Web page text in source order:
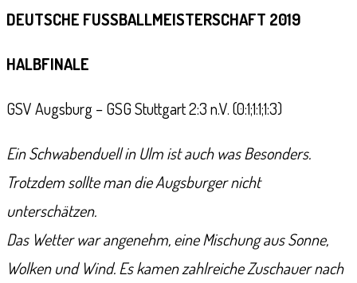
DEUTSCHE FUSSBALLMEISTERSCHAFT 2019
HALBFINALE
GSV Augsburg – GSG Stuttgart 2:3 n.V. (0:1;1:1;1:3)
Ein Schwabenduell in Ulm ist auch was Besonders.
Trotzdem sollte man die Augsburger nicht
unterschätzen.
Das Wetter war angenehm, eine Mischung aus Sonne,
Wolken und Wind. Es kamen zahlreiche Zuschauer nach